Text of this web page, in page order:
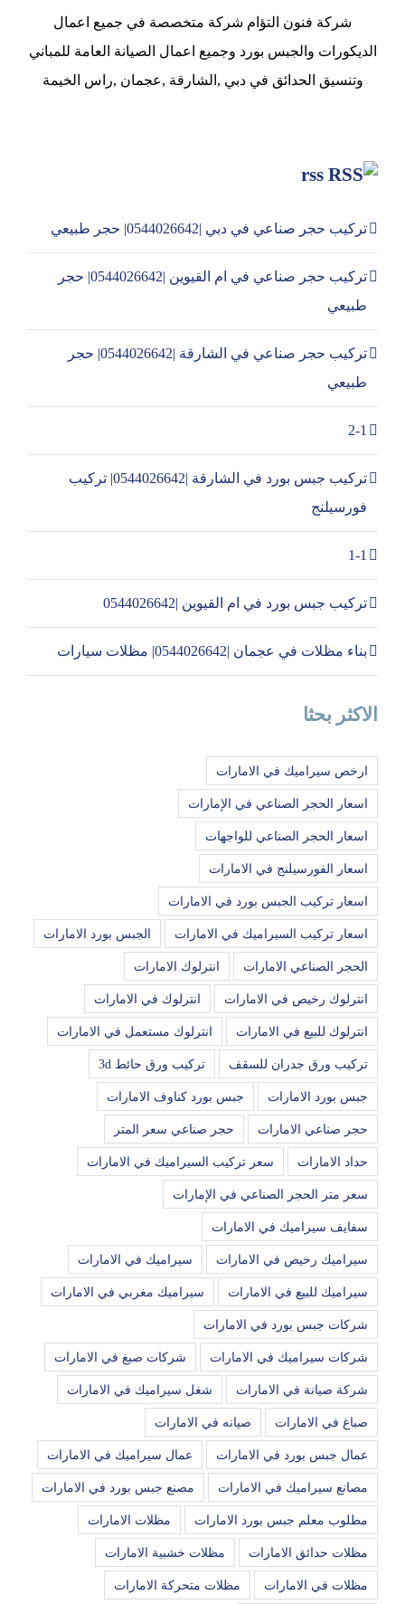
شركة فنون التؤام شركة متخصصة في جميع اعمال
الديكورات والجبس بورد وجميع اعمال الصيانة العامة للمباني
وتنسيق الحدائق في دبي ,الشارقة ,عجمان ,راس الخيمة
rss
تركيب حجر صناعي في دبي |0544026642| حجر طبيعي
تركيب حجر صناعي في ام القيوين |0544026642| حجر
طبيعي
تركيب حجر صناعي في الشارقة |0544026642| حجر
طبيعي
2-1
تركيب جبس بورد في الشارقة |0544026642| تركيب
فورسيلنج
1-1
تركيب جبس بورد في ام القيوين |0544026642
بناء مظلات في عجمان |0544026642| مظلات سيارات
الاكثر بحثا
ارخص سيراميك في الامارات
اسعار الحجر الصناعي في الإمارات
اسعار الحجر الصناعي للواجهات
اسعار الفورسيلنج في الامارات
اسعار تركيب الجبس بورد في الامارات
اسعار تركيب السيراميك في الامارات الجبس بورد الامارات
الحجر الصناعي الامارات انترلوك الامارات
انترلوك رخيص في الامارات انترلوك في الامارات
انترلوك للبيع في الامارات انترلوك مستعمل في الامارات
تركيب ورق جدران للسقف تركيب ورق حائط 3d
جبس بورد الامارات جبس بورد كناوف الامارات
حجر صناعي الامارات حجر صناعي سعر المتر
حداد الامارات سعر تركيب السيراميك في الامارات
سعر متر الحجر الصناعي في الإمارات
سفايف سيراميك في الامارات
سيراميك رخيص في الامارات سيراميك في الامارات
سيراميك للبيع في الامارات سيراميك مغربي في الامارات
شركات جبس بورد في الامارات
شركات سيراميك في الامارات شركات صبغ في الامارات
شركة صيانة في الامارات شغل سيراميك في الامارات
صباغ في الامارات صيانه في الامارات
عمال جبس بورد في الامارات عمال سيراميك في الامارات
مصانع سيراميك في الامارات مصنع جبس بورد في الامارات
مطلوب معلم جبس بورد الامارات مظلات الامارات
مظلات حدائق الامارات مظلات خشبية الامارات
مظلات في الامارات مظلات متحركة الامارات